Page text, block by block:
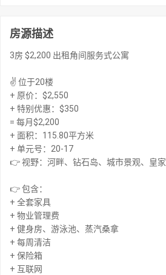
房源描述
3房 $2,200 出租角间服务式公寓
✌️ 位于20楼
+ 原价：$2,550
+ 特别优惠：$350
= 每月$2,200
+ 面积：115.80平方米
+ 单元号：20-17
👉 视野：河畔、钻石岛、城市景观、皇
👉 包含：
+ 全套家具
+ 物业管理费
+ 健身房、游泳池、蒸汽桑拿
+ 每周清洁
+ 保险箱
+ 互联网